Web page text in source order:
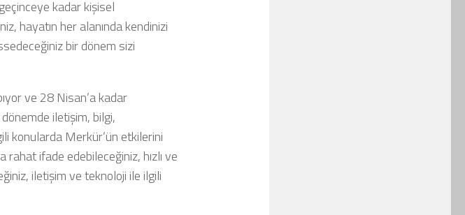
kadar kişisel
hayatın her alanında kendinizi
bir dönem sizi
ve 28 Nisan’a kadar
iletişim, bilgi,
konularda Merkür’ün etkilerini
ifade edebileceğiniz, hızlı ve
iletişim ve teknoloji ile ilgili